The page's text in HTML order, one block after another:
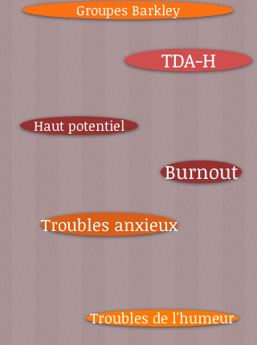
Groupes Barkley
Burnout
Troubles anxieux
TDA-H
Haut potentiel
Troubles de l'humeur